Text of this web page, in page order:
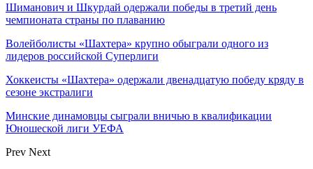
Шиманович и Шкурдай одержали победы в третий день
чемпионата страны по плаванию
Волейболисты «Шахтера» крупно обыграли одного из
лидеров российской Суперлиги
Хоккеисты «Шахтера» одержали двенадцатую победу кряду в
сезоне экстралиги
Минские динамовцы сыграли вничью в квалификации
Юношеской лиги УЕФА
Prev Next